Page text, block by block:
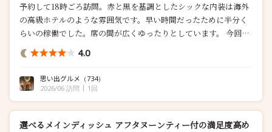
予約して18時ごろ訪問。赤と黒を基調としたシックな内装は海外
の高級ホテルのような雰囲気です。早い時間だったために半分く
らいの稼働でした。席の間が広くゆったりとしています。 今回は
ドリンク類が飲み放題になるコースをオーダー。税サ込で10000
4.0
思い出グルメ （734）
2026/06 訪問
1回
選べるメインディッシュ アフタヌーンティー付の満足度高め